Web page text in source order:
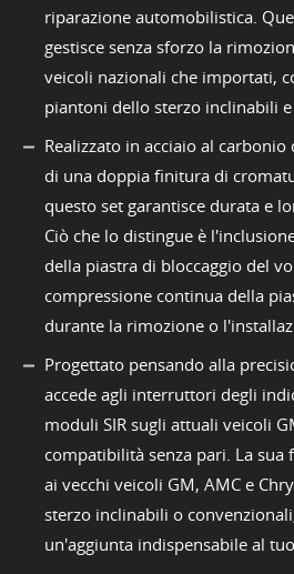
riparazione automobilistica.
gestisce senza sforzo la
veicoli nazionali che importati,
piantoni dello sterzo inclinabili
Realizzato in acciaio al
di una doppia finitura di
questo set garantisce durata e
Ciò che lo distingue è
della piastra di bloccaggio del
compressione continua della
durante la rimozione o
Progettato pensando alla
accede agli interruttori degli
moduli SIR sugli attuali veicoli
compatibilità senza pari. La sua
ai vecchi veicoli GM, AMC e
sterzo inclinabili o
un'aggiunta indispensabile al